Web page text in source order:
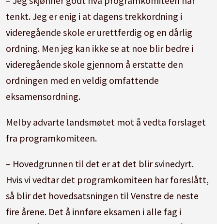
tenkt. Jeg er enig i at dagens trekkordning i
videregående skole er urettferdig og en dårlig
ordning. Men jeg kan ikke se at noe blir bedre i
videregående skole gjennom å erstatte den
ordningen med en veldig omfattende
eksamensordning.
Melby advarte landsmøtet mot å vedta forslaget
fra programkomiteen.
– Hovedgrunnen til det er at det blir svinedyrt.
Hvis vi vedtar det programkomiteen har foreslått,
så blir det hovedsatsningen til Venstre de neste
fire årene. Det å innføre eksamen i alle fag i